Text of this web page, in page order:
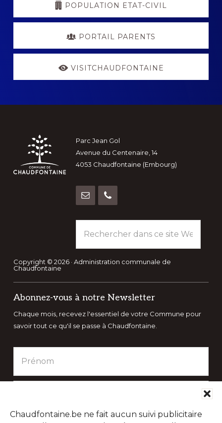
Chaudfontaine.be ne fait aucun suivi publicitaire
POPULATION ETAT-CIVIL
PORTAIL PARENTS
VISITCHAUDFONTAINE
Footer
Parc Jean Gol
Avenue du Centenaire, 14
4053 Chaudfontaine (Embourg)
dans
ce
site
Copyright © 2026 · Administration communale de
Chaudfontaine
Abonnez-vous à notre Newsletter
Chaque mois, recevez l'essentiel de votre Commune pour
savoir tout ce qu'il se passe à Chaudfontaine.